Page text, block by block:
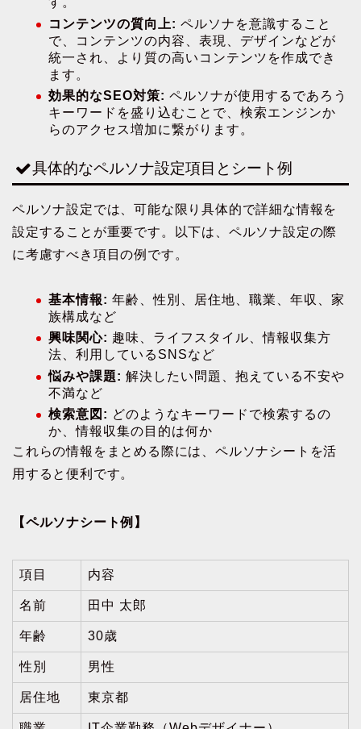
コンテンツの質向上: ペルソナを意識すること
で、コンテンツの内容、表現、デザインなどが
統一され、より質の高いコンテンツを作成でき
ます。
効果的なSEO対策: ペルソナが使用するであろう
キーワードを盛り込むことで、検索エンジンか
らのアクセス増加に繋がります。
具体的なペルソナ設定項目とシート例
ペルソナ設定では、可能な限り具体的で詳細な情報を
設定することが重要です。以下は、ペルソナ設定の際
に考慮すべき項目の例です。
基本情報: 年齢、性別、居住地、職業、年収、家
族構成など
興味関心: 趣味、ライフスタイル、情報収集方
法、利用しているSNSなど
悩みや課題: 解決したい問題、抱えている不安や
不満など
検索意図: どのようなキーワードで検索するの
か、情報収集の目的は何か
これらの情報をまとめる際には、ペルソナシートを活
用すると便利です。
【ペルソナシート例】
項目 内容
名前 田中 太郎
年齢 30歳
性別 男性
居住地 東京都